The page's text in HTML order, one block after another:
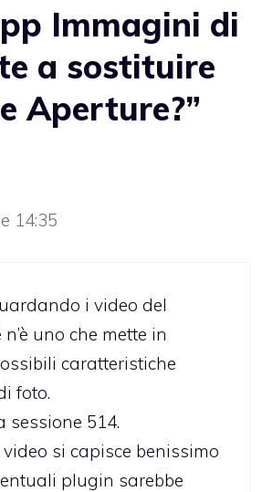
Immagini di
a sostituire
Aperture?”
14:35
i video del
n’è uno che mette in
caratteristiche
foto.
sessione 514.
si capisce benissimo
plugin sarebbe